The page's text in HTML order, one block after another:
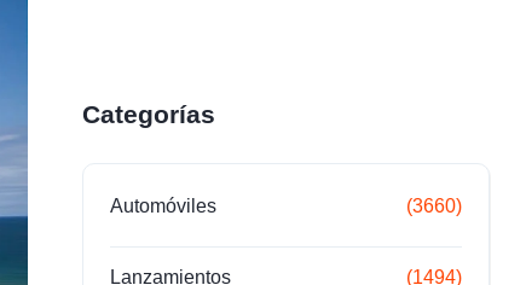
Categorías
Automóviles (3660)
Lanzamientos (1494)